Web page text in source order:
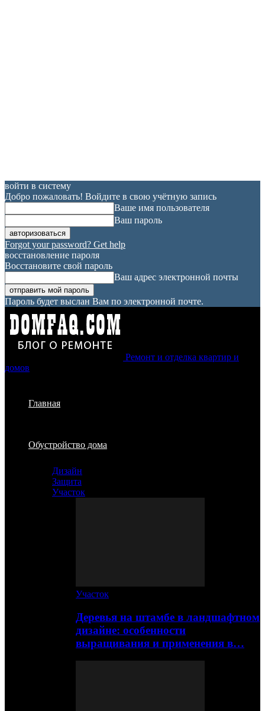
войти в систему
Добро пожаловать! Войдите в свою учётную запись
Ваше имя пользователя
Ваш пароль
Forgot your password? Get help
восстановление пароля
Восстановите свой пароль
Ваш адрес электронной почты
Пароль будет выслан Вам по электронной почте.
Ремонт и отделка квартир и
домов
Главная
Обустройство дома
Дизайн
Защита
Участок
Участок
Деревья на штамбе в ландшафтном
дизайне: особенности
выращивания и применения в…